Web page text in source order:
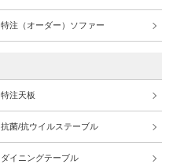
特注（オーダー）ソファー
特注天板
抗菌/抗ウイルステーブル
ダイニングテーブル